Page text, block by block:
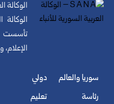
الوكالة
الوكالة
سوريا والعالم
رئاسة
دولي
تعليم